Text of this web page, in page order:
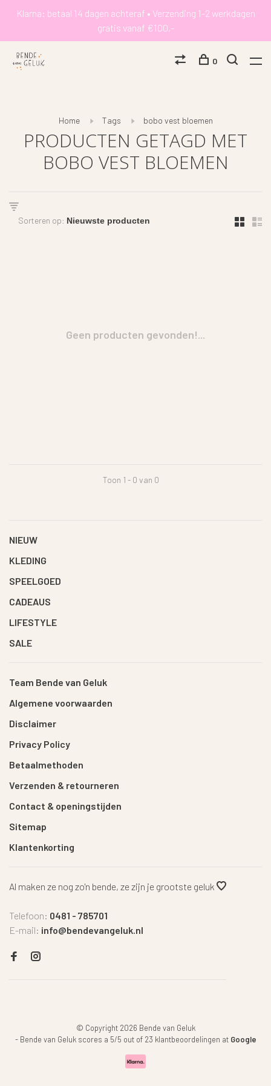
Klarna: betaal 14 dagen achteraf • Verzending 1-2 werkdagen
gratis vanaf €100,-
0
Home Tags bobo vest bloemen
PRODUCTEN GETAGD MET
BOBO VEST BLOEMEN
Sorteren op:
Geen producten gevonden!...
Toon 1 - 0 van 0
NIEUW
KLEDING
SPEELGOED
CADEAUS
LIFESTYLE
SALE
Team Bende van Geluk
Algemene voorwaarden
Disclaimer
Privacy Policy
Betaalmethoden
Verzenden & retourneren
Contact & openingstijden
Sitemap
Klantenkorting
Al maken ze nog zo'n bende, ze zijn je grootste geluk
Telefoon: 0481 - 785701
E-mail: info@bendevangeluk.nl
© Copyright 2026 Bende van Geluk
- Bende van Geluk scores a 5/5 out of 23 klantbeoordelingen at Google